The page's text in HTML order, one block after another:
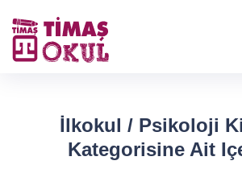
İlkokul / Psikoloji
Kategorisine Ait